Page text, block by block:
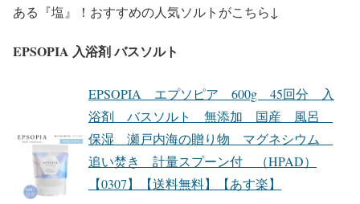
ある『塩』！おすすめの人気ソルトがこちら↓
EPSOPIA 入浴剤 バスソルト
EPSOPIA エプソピア 600g 45回分 入
浴剤 バスソルト 無添加 国産 風呂
保湿 瀬戸内海の贈り物 マグネシウム
追い焚き 計量スプーン付 （HPAD）
【0307】【送料無料】【あす楽】